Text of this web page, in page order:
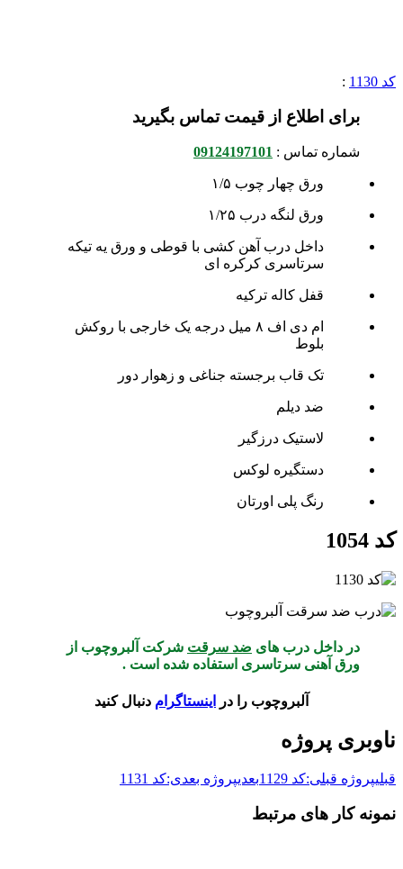
کد 1130 :
برای اطلاع از قیمت تماس بگیرید
شماره تماس : 09124197101
ورق چهار چوب ۱/۵
ورق لنگه درب ۱/۲۵
داخل درب آهن کشی با قوطی و ورق یه تیکه
سرتاسری کرکره ای
قفل کاله ترکیه
ام دی اف ۸ میل درجه یک خارجی با روکش
بلوط
تک قاب برجسته جناغی و زهوار دور
ضد دیلم
لاستیک درزگیر
دستگیره لوکس
رنگ پلی اورتان
کد 1054
در داخل درب های ضد سرقت شرکت آلبروچوب از
ورق آهنی سرتاسری استفاده شده است .
آلبروچوب را در اینستاگرام دنبال کنید
ناوبری پروژه
قبلیپروژه قبلی:کد 1129 بعدیپروژه بعدی:کد 1131
نمونه کار های مرتبط